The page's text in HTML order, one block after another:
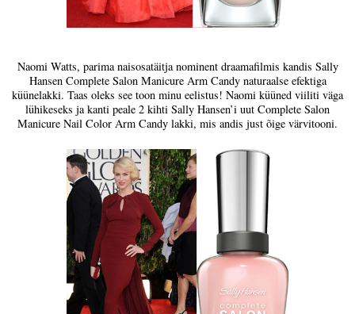
Naomi Watts, parima naisosatäitja nominent draamafilmis kandis Sally
Hansen Complete Salon Manicure Arm Candy naturaalse efektiga
küünelakki. Taas oleks see toon minu eelistus! Naomi küüned viiliti väga
lühikeseks ja kanti peale 2 kihti Sally Hansen’i uut Complete Salon
Manicure Nail Color Arm Candy lakki, mis andis just õige värvitooni.